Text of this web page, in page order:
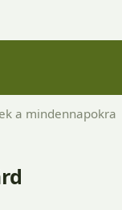
a mindennapokra